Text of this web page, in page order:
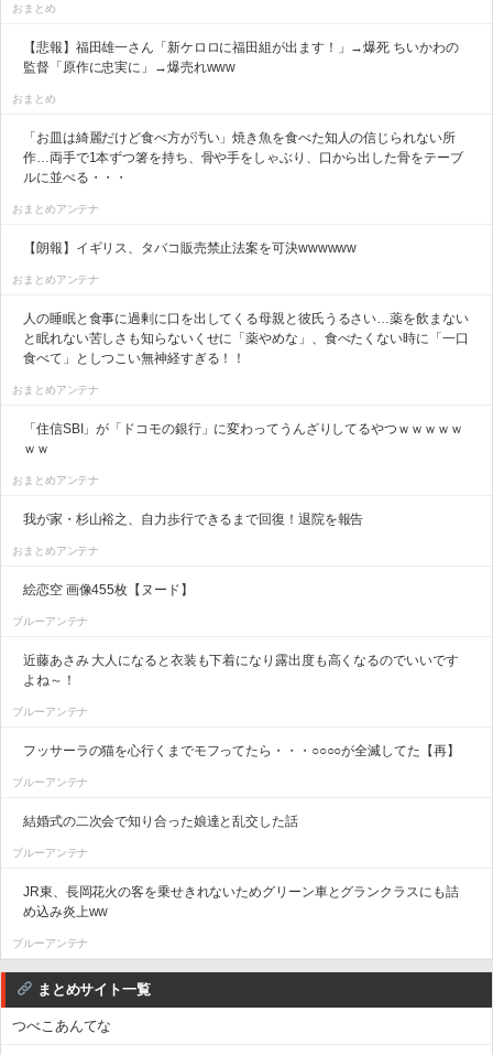
おまとめ
【悲報】福田雄一さん「新ケロロに福田組が出ます！」→爆死 ちいかわの
監督「原作に忠実に」→爆売れwww
おまとめ
「お皿は綺麗だけど食べ方が汚い」焼き魚を食べた知人の信じられない所
作…両手で1本ずつ箸を持ち、骨や手をしゃぶり、口から出した骨をテーブ
ルに並べる・・・
おまとめアンテナ
【朗報】イギリス、タバコ販売禁止法案を可決wwwwww
おまとめアンテナ
人の睡眠と食事に過剰に口を出してくる母親と彼氏うるさい…薬を飲まない
と眠れない苦しさも知らないくせに「薬やめな」、食べたくない時に「一口
食べて」としつこい無神経すぎる！！
おまとめアンテナ
「住信SBI」が「ドコモの銀行」に変わってうんざりしてるやつｗｗｗｗｗ
ｗｗ
おまとめアンテナ
我が家・杉山裕之、自力歩行できるまで回復！退院を報告
おまとめアンテナ
絵恋空 画像455枚【ヌード】
ブルーアンテナ
近藤あさみ 大人になると衣装も下着になり露出度も高くなるのでいいです
よね～！
ブルーアンテナ
フッサーラの猫を心行くまでモフってたら・・・○○○○が全滅してた【再】
ブルーアンテナ
結婚式の二次会で知り合った娘達と乱交した話
ブルーアンテナ
JR東、長岡花火の客を乗せきれないためグリーン車とグランクラスにも詰
め込み炎上ww
ブルーアンテナ
まとめサイト一覧
つべこあんてな